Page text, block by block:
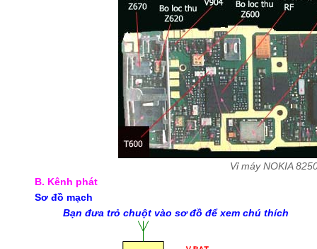
Vỉ máy NOKIA
B. Kênh phát
Sơ đồ mạch
Bạn đưa trỏ chuột vào sơ đồ để xem chú thích